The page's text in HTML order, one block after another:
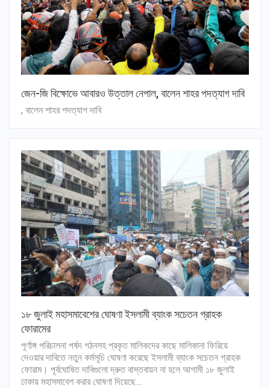
জেন-জি বিক্ষোভে আবারও উত্তাল নেপাল, বালেন শাহর পদত্যাগ দাবি
, বালেন শাহর পদত্যাগ দাবি
১৮ জুলাই মহাসমাবেশের ঘোষণা ইসলামী ব্যাংক সচেতন গ্রাহক
ফোরামের
পূর্ণাঙ্গ পরিচালনা পর্ষদ গঠনসহ প্রকৃত মালিকদের কাছে মালিকানা ফিরিয়ে
দেওয়ার দাবিতে নতুন কর্মসূচি ঘোষণা করেছে ইসলামী ব্যাংক সচেতন গ্রাহক
ফোরাম। পূর্বঘোষিত দাবিগুলো দ্রুত বাস্তবায়ন না হলে আগামী ১৮ জুলাই
ঢাকায় মহাসমাবেশ করার ঘোষণা দিয়েছে…